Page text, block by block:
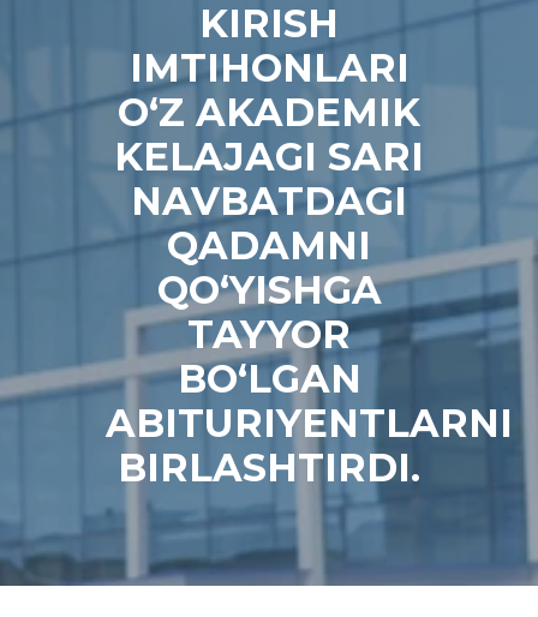
KIRISH
IMTIHONLARI
O‘Z AKADEMIK
KELAJAGI SARI
NAVBATDAGI
QADAMNI
QO‘YISHGA
TAYYOR
BO‘LGAN
ABITURIYENTLARNI
BIRLASHTIRDI.